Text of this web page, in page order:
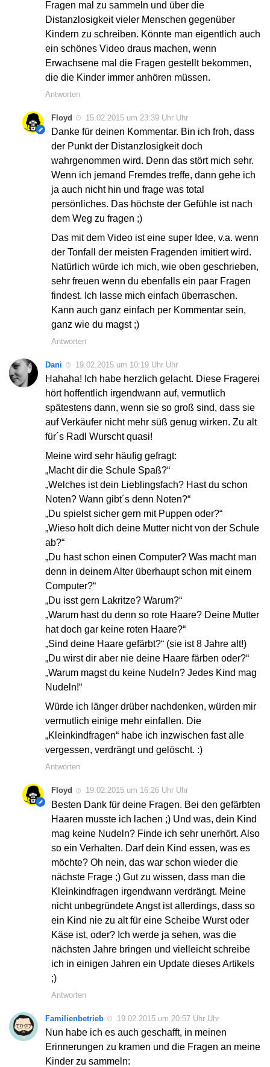
Fragen mal zu sammeln und über die
Distanzlosigkeit vieler Menschen gegenüber
Kindern zu schreiben. Könnte man eigentlich auch
ein schönes Video draus machen, wenn
Erwachsene mal die Fragen gestellt bekommen,
die die Kinder immer anhören müssen.
Antworten
Floyd 15.02.2015 um 23:39 Uhr Uhr
Danke für deinen Kommentar. Bin ich froh, dass
der Punkt der Distanzlosigkeit doch
wahrgenommen wird. Denn das stört mich sehr.
Wenn ich jemand Fremdes treffe, dann gehe ich
ja auch nicht hin und frage was total
persönliches. Das höchste der Gefühle ist nach
dem Weg zu fragen ;)
Das mit dem Video ist eine super Idee, v.a. wenn
der Tonfall der meisten Fragenden imitiert wird.
Natürlich würde ich mich, wie oben geschrieben,
sehr freuen wenn du ebenfalls ein paar Fragen
findest. Ich lasse mich einfach überraschen.
Kann auch ganz einfach per Kommentar sein,
ganz wie du magst ;)
Antworten
Dani 19.02.2015 um 10:19 Uhr Uhr
Hahaha! Ich habe herzlich gelacht. Diese Fragerei
hört hoffentlich irgendwann auf, vermutlich
spätestens dann, wenn sie so groß sind, dass sie
auf Verkäufer nicht mehr süß genug wirken. Zu alt
für´s Radl Wurscht quasi!
Meine wird sehr häufig gefragt:
„Macht dir die Schule Spaß?“
„Welches ist dein Lieblingsfach? Hast du schon
Noten? Wann gibt´s denn Noten?“
„Du spielst sicher gern mit Puppen oder?“
„Wieso holt dich deine Mutter nicht von der Schule
ab?“
„Du hast schon einen Computer? Was macht man
denn in deinem Alter überhaupt schon mit einem
Computer?“
„Du isst gern Lakritze? Warum?“
„Warum hast du denn so rote Haare? Deine Mutter
hat doch gar keine roten Haare?“
„Sind deine Haare gefärbt?“ (sie ist 8 Jahre alt!)
„Du wirst dir aber nie deine Haare färben oder?“
„Warum magst du keine Nudeln? Jedes Kind mag
Nudeln!“
Würde ich länger drüber nachdenken, würden mir
vermutlich einige mehr einfallen. Die
„Kleinkindfragen“ habe ich inzwischen fast alle
vergessen, verdrängt und gelöscht. :)
Antworten
Floyd 19.02.2015 um 16:26 Uhr Uhr
Besten Dank für deine Fragen. Bei den gefärbten
Haaren musste ich lachen ;) Und was, dein Kind
mag keine Nudeln? Finde ich sehr unerhört. Also
so ein Verhalten. Darf dein Kind essen, was es
möchte? Oh nein, das war schon wieder die
nächste Frage ;) Gut zu wissen, dass man die
Kleinkindfragen irgendwann verdrängt. Meine
nicht unbegründete Angst ist allerdings, dass so
ein Kind nie zu alt für eine Scheibe Wurst oder
Käse ist, oder? Ich werde ja sehen, was die
nächsten Jahre bringen und vielleicht schreibe
ich in einigen Jahren ein Update dieses Artikels
;)
Antworten
Familienbetrieb 19.02.2015 um 20:57 Uhr Uhr
Nun habe ich es auch geschafft, in meinen
Erinnerungen zu kramen und die Fragen an meine
Kinder zu sammeln: